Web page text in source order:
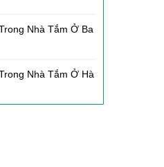
Nhà Tắm Ở Ba
Nhà Tắm Ở Hà